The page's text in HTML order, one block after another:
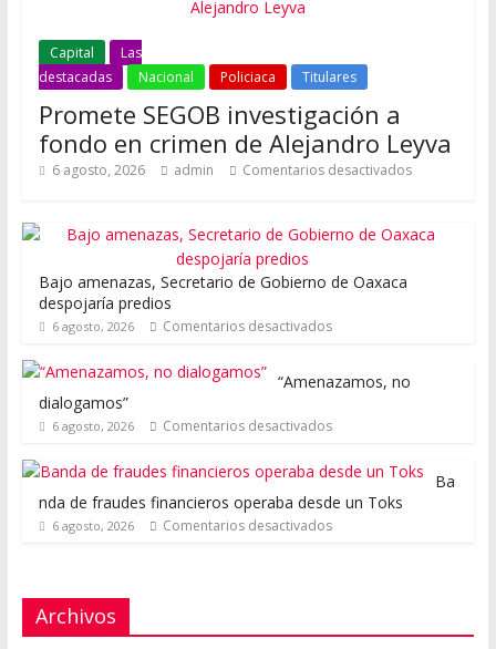
Capital
Las
destacadas
Nacional Policiaca Titulares
Promete SEGOB investigación a
fondo en crimen de Alejandro Leyva
6 agosto, 2026 admin Comentarios desactivados
Bajo amenazas, Secretario de Gobierno de Oaxaca
despojaría predios
6 agosto, 2026 Comentarios desactivados
“Amenazamos, no
dialogamos”
6 agosto, 2026 Comentarios desactivados
Ba
nda de fraudes financieros operaba desde un Toks
6 agosto, 2026 Comentarios desactivados
Archivos